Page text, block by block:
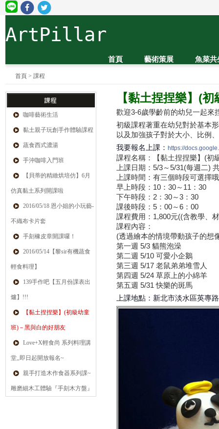
ArtPillar
首頁 藝術策展 魚菜共
首頁 > 課程
咖啡藝術生活
黏土親子玩創手作體驗課程
蔬食西式濃湯
手沖咖啡入門班
【貝蒂的精緻烘培仿】6月
仿真黏土系列開課啦
2016/05/18 恩小姐的小玩藝-
不織布卡片套
手刻橡皮章開課囉！
2016/05/14【黎sir有機蔬食
輕食料理】
139手作吧【五月份課表出
爐】!!!
【黏土捏捏樂】(初級幼童
班)－黑與白的好朋友
Love+X輕食尚 系列料理講
堂,,即日起開放報名~
親手打造木作食器系列課~
雕磨細木工體驗『手刻木方盤』
【黏土捏捏樂】(
歡迎3-6歲學齡前的幼兒一起來
初級課程著重在幼兒對於基本
以及加強孩子對於大小、比例
我要報名上課： https://
課程名稱：【黏土捏捏樂】(初
上課日期：5/3～5/31(每週二)
上課時間：有三個時段可選擇
早上時段：10：30～11：30
下午時段：2：30～3：30
課後時段：5：00～6：00
課程費用：1,800元((含教學、
課程內容：
(透過繪本的情境帶動孩子的想
第一週 5/3 貓熊泡澡
第二週 5/10 可愛小企鵝
第三週 5/17 老鼠弟弟堆雪人
第四週 5/24 草原上的小綿羊
第五週 5/31 快樂的斑馬
上課地點： 新北市淡水區英專